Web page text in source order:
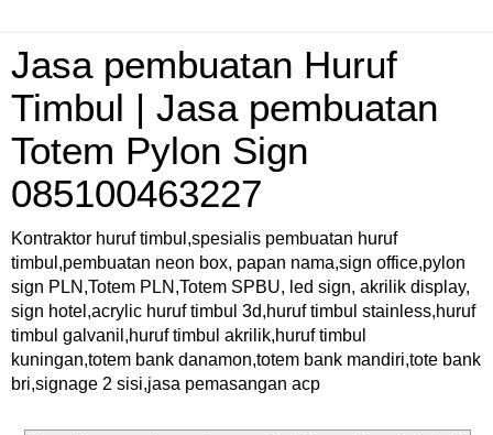
Jasa pembuatan Huruf
Timbul | Jasa pembuatan
Totem Pylon Sign
085100463227
Kontraktor huruf timbul,spesialis pembuatan huruf
timbul,pembuatan neon box, papan nama,sign office,pylon
sign PLN,Totem PLN,Totem SPBU, led sign, akrilik display,
sign hotel,acrylic huruf timbul 3d,huruf timbul stainless,huruf
timbul galvanil,huruf timbul akrilik,huruf timbul
kuningan,totem bank danamon,totem bank mandiri,tote bank
bri,signage 2 sisi,jasa pemasangan acp